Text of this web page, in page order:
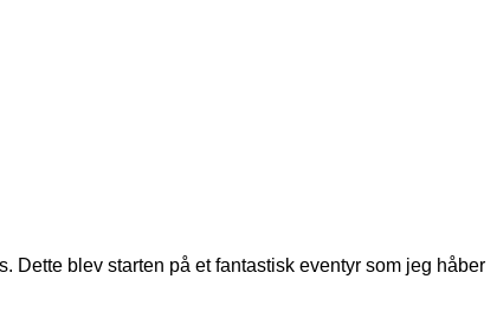
Dette blev starten på et fantastisk eventyr som jeg håber